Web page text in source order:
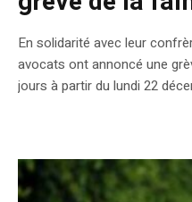
En solidarité avec leur
avocats ont annoncé une
jours à partir du lundi 22